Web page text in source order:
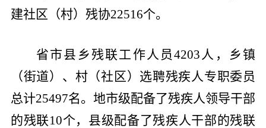
建社区（村）残协22516个。
省市县乡残联工作人员4203 人，乡镇
（街道）、村（社区）选聘残疾人专职委员
总计25497名。地市级配备了残疾人领导干部
的残联10个，县级配备了残疾人干部的残联